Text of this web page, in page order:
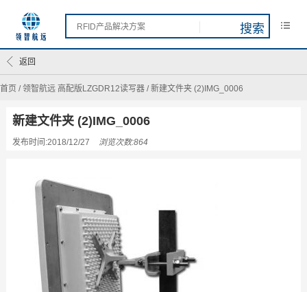
首页 /领智航远 高配版LZGDR12读写器 /新建文件夹 (2)IMG_0006
返回
新建文件夹 (2)IMG_0006
发布时间:2018/12/27 浏览次数:864